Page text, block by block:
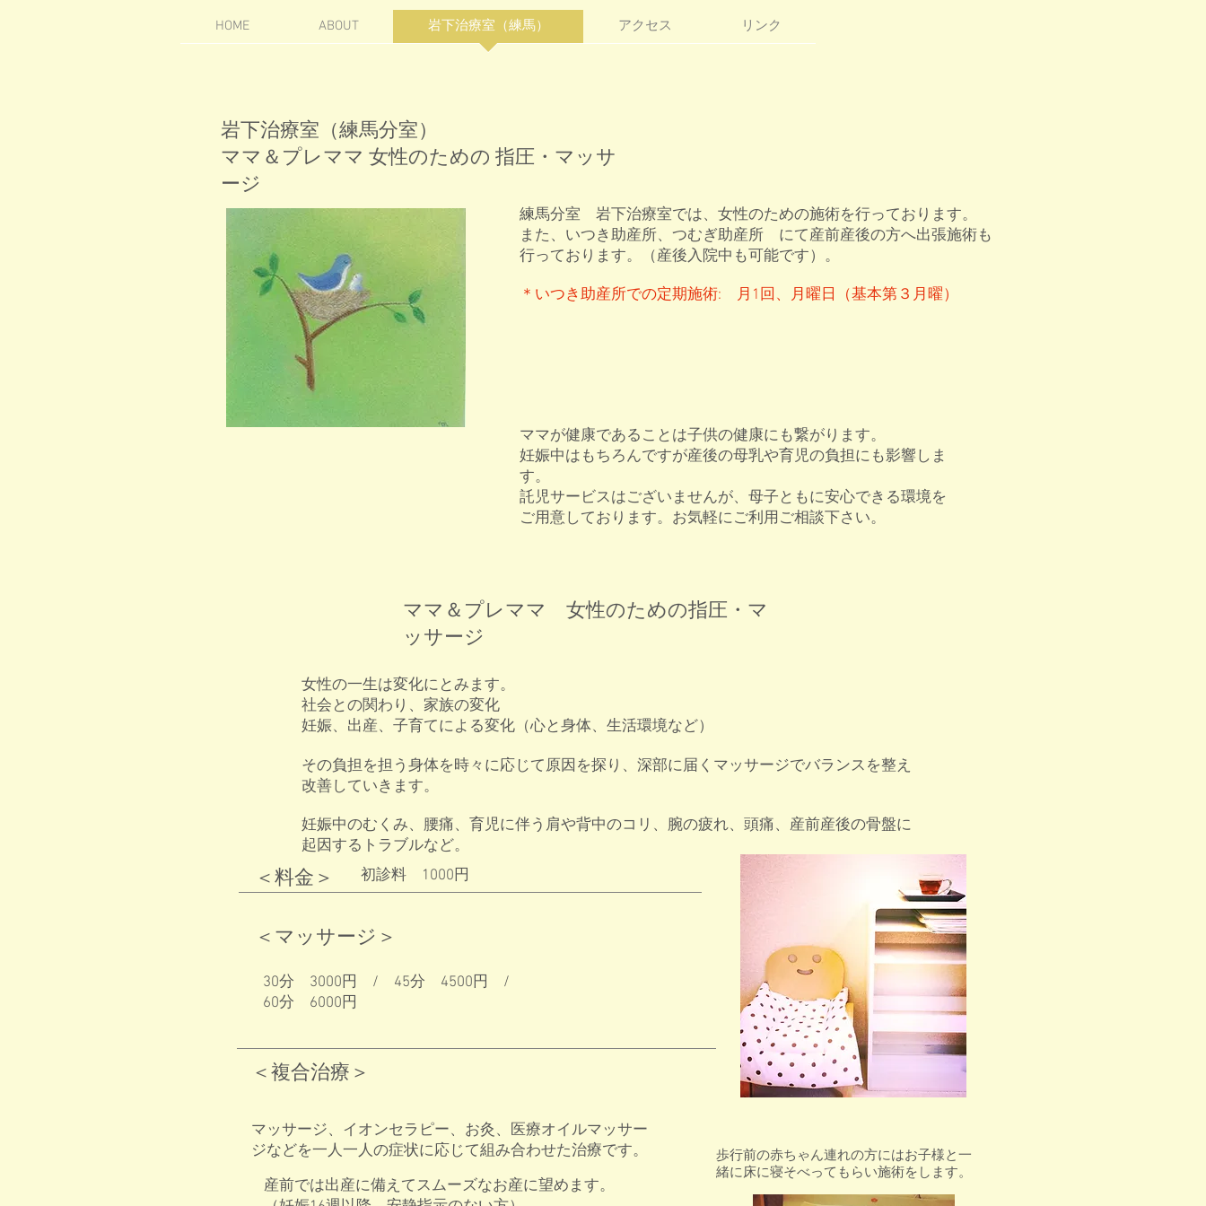
岩下治療室（練馬分室）
ママ＆プレママ 女性のための 指圧・マッサ
ージ
練馬分室 岩下治療室では、女性のための施術を行っております。
また、いつき助産所、つむぎ助産所 にて産前産後の方へ出張施術も
行っております。（産後入院中も可能です）。
＊いつき助産所での定期施術: 月1回、月曜日（基本第３月曜）
ママが健康であることは子供の健康にも繋がります。
妊娠中はもちろんですが産後の母乳や育児の負担にも影響しま
す。
託児サービスはございませんが、母子ともに安心できる環境を
ご用意しております。お気軽にご利用ご相談下さい。
ママ＆プレママ 女性のための指圧・マ
ッサージ
女性の一生は変化にとみます。
社会との関わり、家族の変化
妊娠、出産、子育てによる変化（心と身体、生活環境など）
その負担を担う身体を時々に応じて原因を探り、深部に届くマッサージでバランスを整え
改善していきます。
妊娠中のむくみ、腰痛、育児に伴う肩や背中のコリ、腕の疲れ、頭痛、産前産後の骨盤に
起因するトラブルなど。
＜料金＞ 初診料 1000円
＜マッサージ＞
30分 3000円 / 45分 4500円 /
60分 6000円
＜複合治療＞
歩行前の赤ちゃん連れの方にはお子様と一
緒に床に寝そべってもらい施術をします。
マッサージ、イオンセラピー、お灸、医療オイルマッサー
ジなどを一人一人の症状に応じて組み合わせた治療です。
産前では出産に備えてスムーズなお産に望めます。
HOME ABOUT 岩下治療室（練馬） アクセス リンク